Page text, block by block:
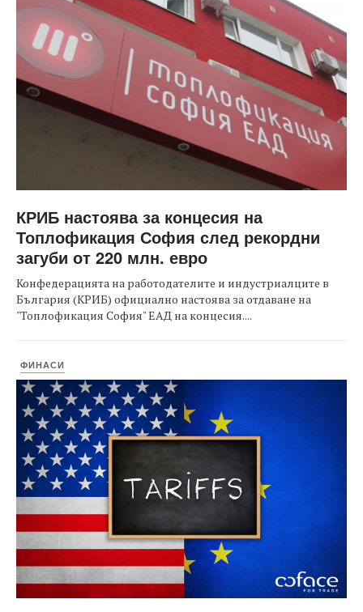
КРИБ настоява за концесия на
Топлофикация София след рекордни
загуби от 220 млн. евро
Конфедерацията на работодателите и индустриалците в
България (КРИБ) официално настоява за отдаване на
"Топлофикация София" ЕАД на концесия....
ФИНАСИ